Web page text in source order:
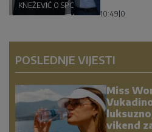
KNEŽEVIĆ O SPC
10:49 0
POSLEDNJE VIJESTI
Miss
vikend